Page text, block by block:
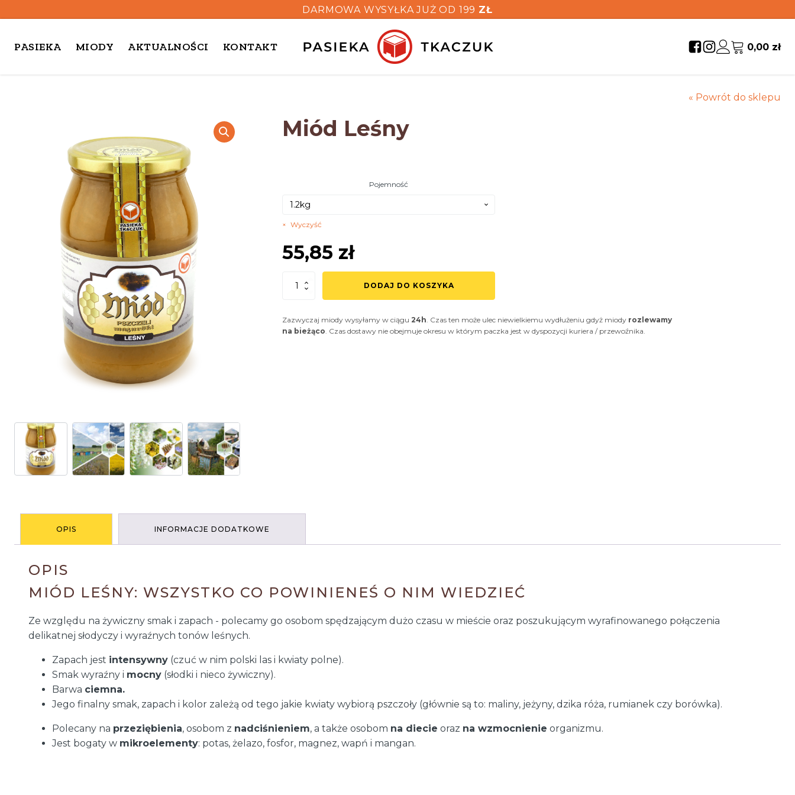
DARMOWA WYSYŁKA JUŻ OD 199 ZŁ
PASIEKA MIODY AKTUALNOŚCI KONTAKT 0,00 zł
« Powrót do sklepu
Miód Leśny
Pojemność
Wyczyść
55,85 zł
ilość
DODAJ DO KOSZYKA
Zazwyczaj miody wysyłamy w ciągu 24h. Czas ten może ulec niewielkiemu wydłużeniu gdyż miody rozlewamy
na bieżąco. Czas dostawy nie obejmuje okresu w którym paczka jest w dyspozycji kuriera / przewoźnika.
OPIS INFORMACJE DODATKOWE
OPIS
MIÓD LEŚNY: WSZYSTKO CO POWINIENEŚ O NIM WIEDZIEĆ
Ze względu na żywiczny smak i zapach - polecamy go osobom spędzającym dużo czasu w mieście oraz poszukującym wyrafinowanego połączenia
delikatnej słodyczy i wyraźnych tonów leśnych.
Zapach jest intensywny (czuć w nim polski las i kwiaty polne).
Smak wyraźny i mocny (słodki i nieco żywiczny).
Barwa ciemna.
Jego finalny smak, zapach i kolor zależą od tego jakie kwiaty wybiorą pszczoły (głównie są to: maliny, jeżyny, dzika róża, rumianek czy borówka).
Polecany na przeziębienia, osobom z nadciśnieniem, a także osobom na diecie oraz na wzmocnienie organizmu.
Jest bogaty w mikroelementy: potas, żelazo, fosfor, magnez, wapń i mangan.